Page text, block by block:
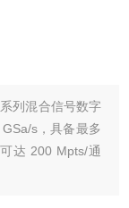
列混合信号数字
s，具备最多
达 200 Mpts/通